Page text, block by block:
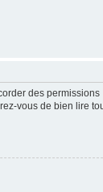
des permissions
vous de bien lire